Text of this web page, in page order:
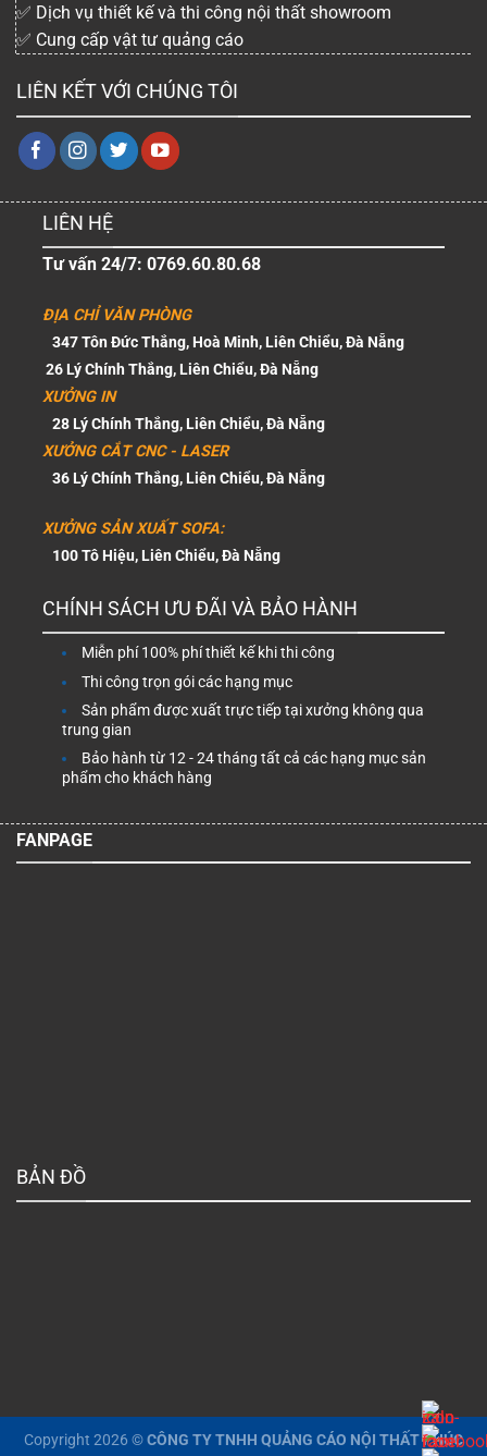
✅ Dịch vụ thiết kế và thi công nội thất showroom
✅ Cung cấp vật tư quảng cáo
LIÊN KẾT VỚI CHÚNG TÔI
LIÊN HỆ
Tư vấn 24/7: 0769.60.80.68
ĐỊA CHỈ VĂN PHÒNG
347 Tôn Đức Thắng, Hoà Minh, Liên Chiểu, Đà Nẵng
26 Lý Chính Thắng, Liên Chiểu, Đà Nẵng
XƯỞNG IN
28 Lý Chính Thắng, Liên Chiểu, Đà Nẵng
XƯỞNG CẮT CNC - LASER
36 Lý Chính Thắng, Liên Chiểu, Đà Nẵng
XƯỞNG SẢN XUẤT SOFA:
100 Tô Hiệu, Liên Chiểu, Đà Nẵng
CHÍNH SÁCH ƯU ĐÃI VÀ BẢO HÀNH
Miễn phí 100% phí thiết kế khi thi công
Thi công trọn gói các hạng mục
Sản phẩm được xuất trực tiếp tại xưởng không qua
trung gian
Bảo hành từ 12 - 24 tháng tất cả các hạng mục sản
phẩm cho khách hàng
FANPAGE
BẢN ĐỒ
Copyright 2026 ©CÔNG TY TNHH QUẢNG CÁO NỘI THẤT PHÚC